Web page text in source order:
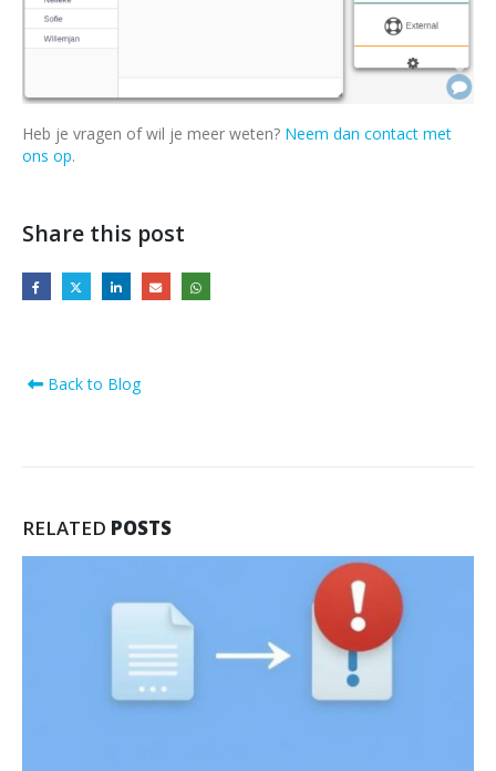
Heb je vragen of wil je meer weten? Neem dan contact met
ons op.
Share this post
Back to Blog
RELATED POSTS